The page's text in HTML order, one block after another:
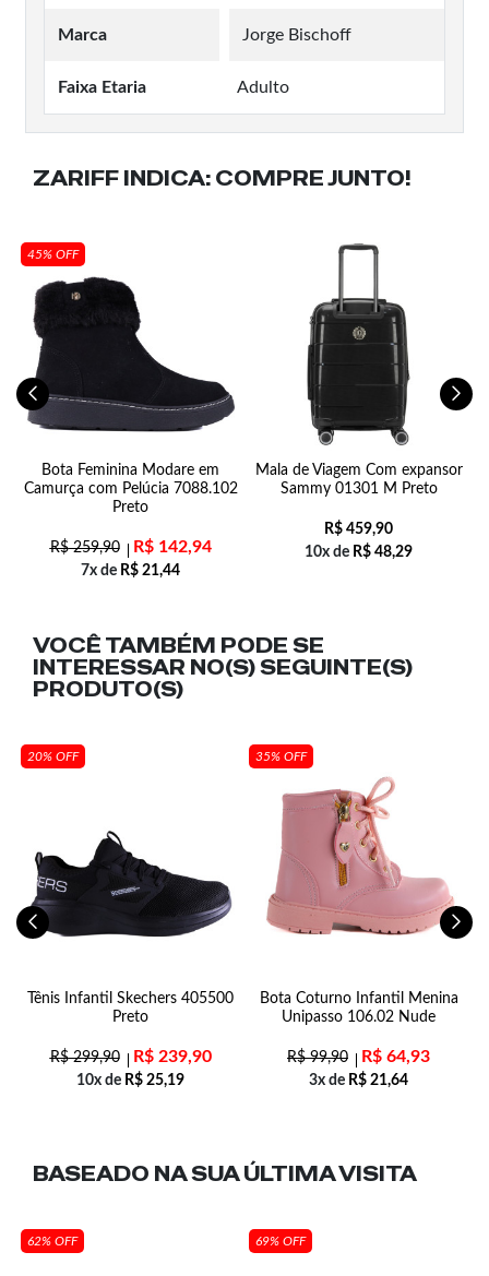
Marca Jorge Bischoff
Faixa Etaria Adulto
ZARIFF INDICA: COMPRE JUNTO!
45% OFF
Bota Feminina Modare em
Camurça com Pelúcia 7088.102
Preto
R$259,90 R$142,94
7x de R$ 21,44
Mala de Viagem Com expansor
Sammy 01301 M Preto
R$ 459,90
10x de R$ 48,29
VOCÊ TAMBÉM PODE SE
INTERESSAR NO(S) SEGUINTE(S)
PRODUTO(S)
20% OFF
Tênis Infantil Skechers 405500
Preto
R$299,90 R$239,90
10x de R$ 25,19
35% OFF
Bota Coturno Infantil Menina
Unipasso 106.02 Nude
R$99,90 R$ 64,93
3x de R$ 21,64
BASEADO NA SUAÚLTIMA VISITA
62% OFF 69% OFF